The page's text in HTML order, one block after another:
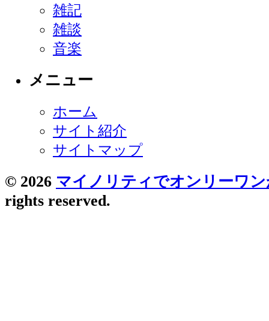
雑記
雑談
音楽
メニュー
ホーム
サイト紹介
サイトマップ
© 2026 マイノリティでオンリーワ
rights reserved.